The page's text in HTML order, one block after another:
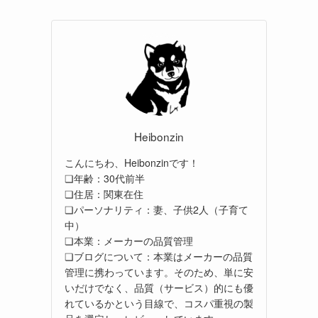
Heibonzin
こんにちわ、Heibonzinです！
❏年齢：30代前半
❏住居：関東在住
❏パーソナリティ：妻、子供2人（子育て
中）
❏本業：メーカーの品質管理
❏ブログについて：本業はメーカーの品質
管理に携わっています。そのため、単に安
いだけでなく、品質（サービス）的にも優
れているかという目線で、コスパ重視の製